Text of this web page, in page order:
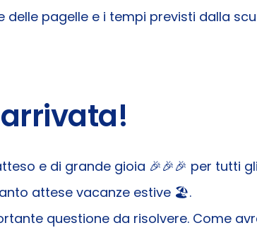
pagelle e i tempi previsti dalla
arrivata!
e di grande gioia 🎉🎉🎉 per tutti
attese vacanze estive 🏖️​.
questione da risolvere. Come